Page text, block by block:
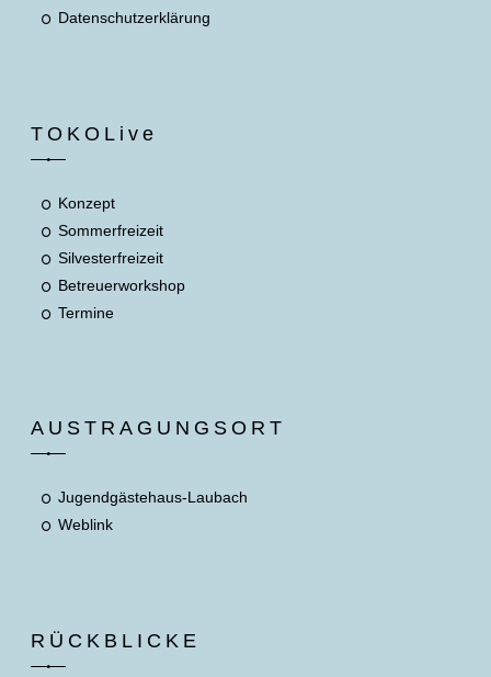
Datenschutzerklärung
TOKOLive
Konzept
Sommerfreizeit
Silvesterfreizeit
Betreuerworkshop
Termine
AUSTRAGUNGSORT
Jugendgästehaus-Laubach
Weblink
RÜCKBLICKE